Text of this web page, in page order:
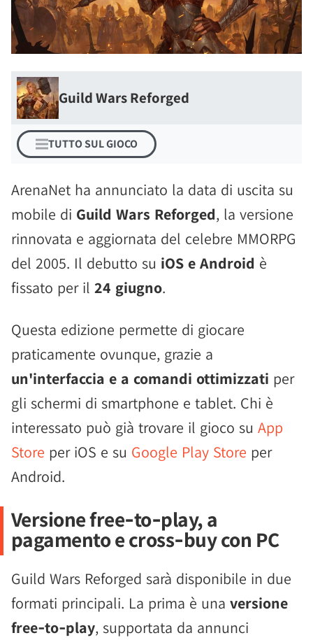
Guild Wars Reforged
TUTTO SUL GIOCO
ArenaNet ha annunciato la data di uscita su
mobile di Guild Wars Reforged, la versione
rinnovata e aggiornata del celebre MMORPG
del 2005. Il debutto su iOS e Android è
fissato per il 24 giugno.
Questa edizione permette di giocare
praticamente ovunque, grazie a
un'interfaccia e a comandi ottimizzati per
gli schermi di smartphone e tablet. Chi è
interessato può già trovare il gioco su App
Store per iOS e su Google Play Store per
Android.
Versione free‑to‑play, a
pagamento e cross‑buy con PC
Guild Wars Reforged sarà disponibile in due
formati principali. La prima è una versione
free‑to‑play, supportata da annunci